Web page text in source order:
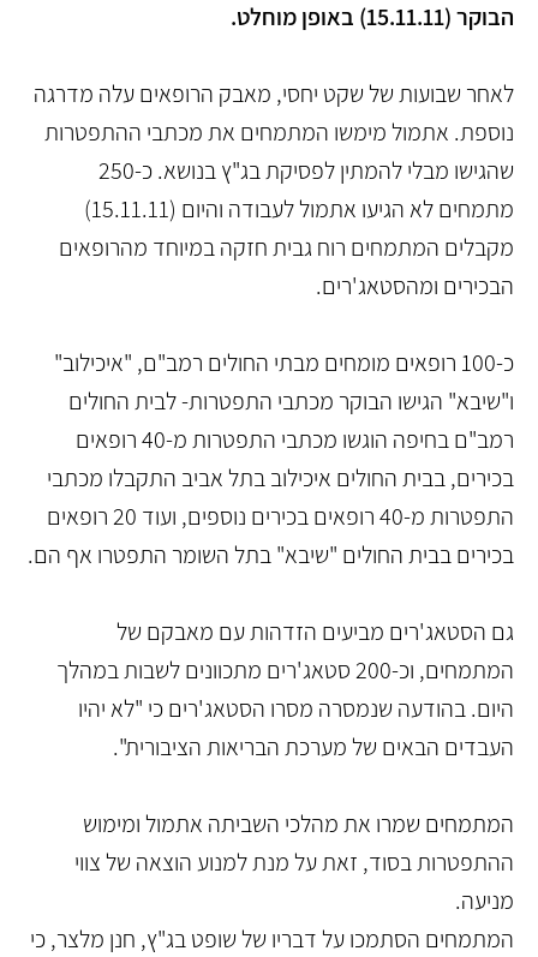
הבוקר (15.11.11) באופן מוחלט.
לאחר שבועות של שקט יחסי, מאבק הרופאים עלה מדרגה
נוספת. אתמול מימשו המתמחים את מכתבי ההתפטרות
שהגישו מבלי להמתין לפסיקת בג"ץ בנושא. כ-250
מתמחים לא הגיעו אתמול לעבודה והיום (15.11.11)
מקבלים המתמחים רוח גבית חזקה במיוחד מהרופאים
הבכירים ומהסטאג'רים.
כ-100 רופאים מומחים מבתי החולים רמב"ם, "איכילוב"
ו"שיבא" הגישו הבוקר מכתבי התפטרות- לבית החולים
רמב"ם בחיפה הוגשו מכתבי התפטרות מ-40 רופאים
בכירים, בבית החולים איכילוב בתל אביב התקבלו מכתבי
התפטרות מ-40 רופאים בכירים נוספים, ועוד 20 רופאים
בכירים בבית החולים "שיבא" בתל השומר התפטרו אף הם.
גם הסטאג'רים מביעים הזדהות עם מאבקם של
המתמחים, וכ-200 סטאג'רים מתכוונים לשבות במהלך
היום. בהודעה שנמסרה מסרו הסטאג'רים כי "לא יהיו
העבדים הבאים של מערכת הבריאות הציבורית".
המתמחים שמרו את מהלכי השביתה אתמול ומימוש
ההתפטרות בסוד, זאת על מנת למנוע הוצאה של צווי
מניעה.
המתמחים הסתמכו על דבריו של שופט בג"ץ, חנן מלצר, כי